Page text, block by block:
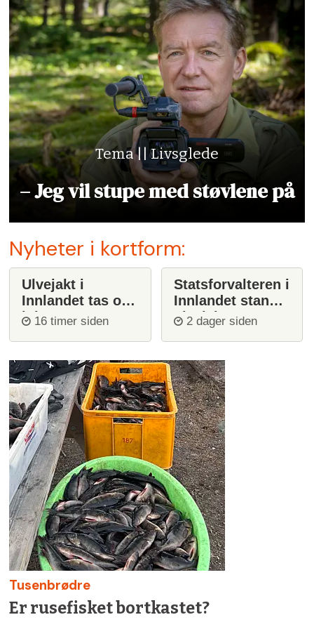
Tema || Livsglede
– Jeg vil stupe med støvlene på
Nyheter i kortform:
Ulvejakt i
Innlandet tas opp
igjen
16 timer siden
Statsforvalteren i
Innlandet stanser
ulvejakt
2 dager siden
Tusenbrødre
Er rusefisket bortkastet?